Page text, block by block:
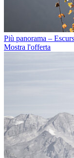
Più panorama –
Mostra l'offerta